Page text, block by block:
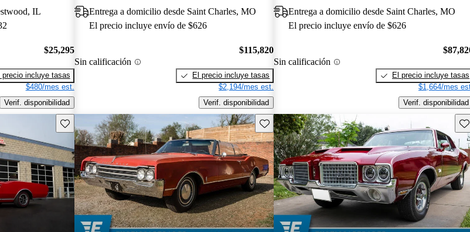
IL
$25,295
precio incluye tasas
$480/mes est.
Verif. disponibilidad
Entrega a domicilio desde Saint Charles, MO
El precio incluye envío de $626
Sin calificación
$115,820
El precio incluye tasas
$2,194/mes est.
Verif. disponibilidad
Entrega a domicilio desde Saint Charles, MO
El precio incluye envío de $626
Sin calificación
El precio incluye tasas
$1,664/mes
Verif. disponibilidad
Guarda este Aviso Guarda este Aviso